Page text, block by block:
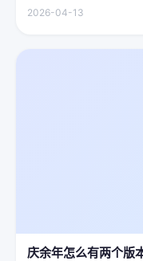
晨四点赶完一本豪门甜
2026-04-13
庆余年怎么有两个版